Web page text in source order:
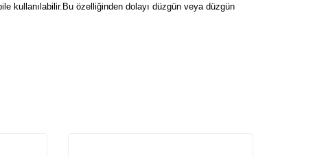
kullanılabilir.Bu özelliğinden dolayı düzgün veya düzgün